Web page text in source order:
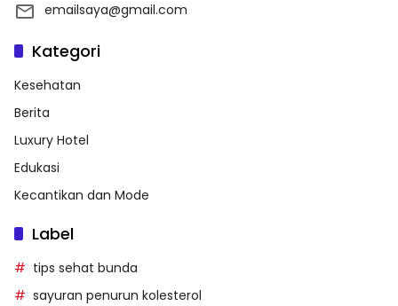
emailsaya@gmail.com
Kategori
Kesehatan
Berita
Luxury Hotel
Edukasi
Kecantikan dan Mode
Label
tips sehat bunda
sayuran penurun kolesterol